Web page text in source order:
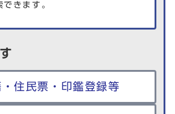
きます。
・住民票・印鑑登録等